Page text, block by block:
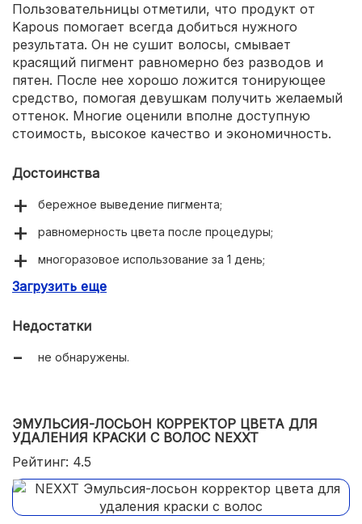
Пользовательницы отметили, что продукт от
Kapous помогает всегда добиться нужного
результата. Он не сушит волосы, смывает
красящий пигмент равномерно без разводов и
пятен. После нее хорошо ложится тонирующее
средство, помогая девушкам получить желаемый
оттенок. Многие оценили вполне доступную
стоимость, высокое качество и экономичность.
Достоинства
бережное выведение пигмента;
равномерность цвета после процедуры;
многоразовое использование за 1 день;
не осветляет природный тон;
Загрузить еще
Недостатки
не обнаружены.
ЭМУЛЬСИЯ-ЛОСЬОН КОРРЕКТОР ЦВЕТА ДЛЯ
УДАЛЕНИЯ КРАСКИ С ВОЛОС NEXXT
Рейтинг: 4.5